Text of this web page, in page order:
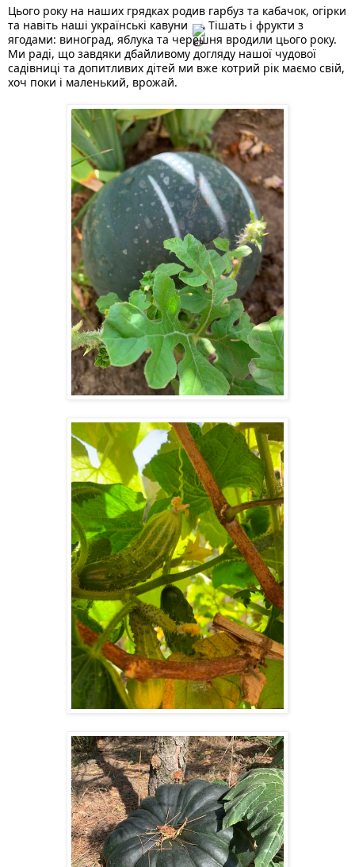
Цього року на наших грядках родив гарбуз та кабачок, огірки
та навіть наші українські кавуни
. Тішать і фрукти з
ягодами: виноград, яблука та черешня вродили цього року.
Ми раді, що завдяки дбайливому догляду нашої чудової
садівниці та допитливих дітей ми вже котрий рік маємо свій,
хоч поки і маленький, врожай.